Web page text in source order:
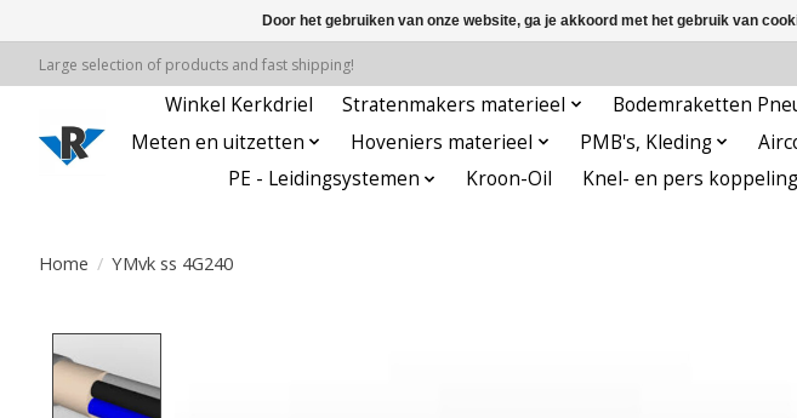
Large selection of products and fast shipping!
Winkel Kerkdriel Stratenmakers materieel Bodemraketten
Meten en uitzetten
Hoveniers materieel PMB's, Kleding
PE - Leidingsystemen
Kroon-Oil Knel- en pers
Home / YMvk ss 4G240
Door het gebruiken van onze website, ga je akkoord met het gebruik van